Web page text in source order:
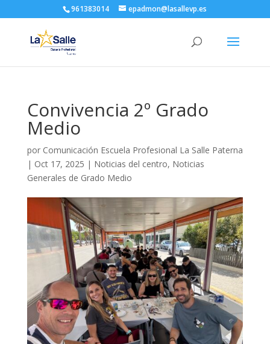
961383014 epadmon@lasallevp.es
Convivencia 2º Grado
Medio
por Comunicación Escuela Profesional La Salle Paterna
| Oct 17, 2025 | Noticias del centro, Noticias
Generales de Grado Medio